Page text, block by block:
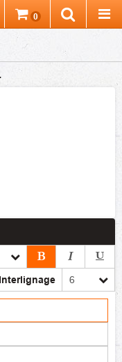
Interlignage
0
Chercher